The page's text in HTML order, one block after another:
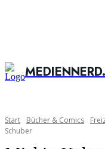
Start Bücher & Comics
Schuber